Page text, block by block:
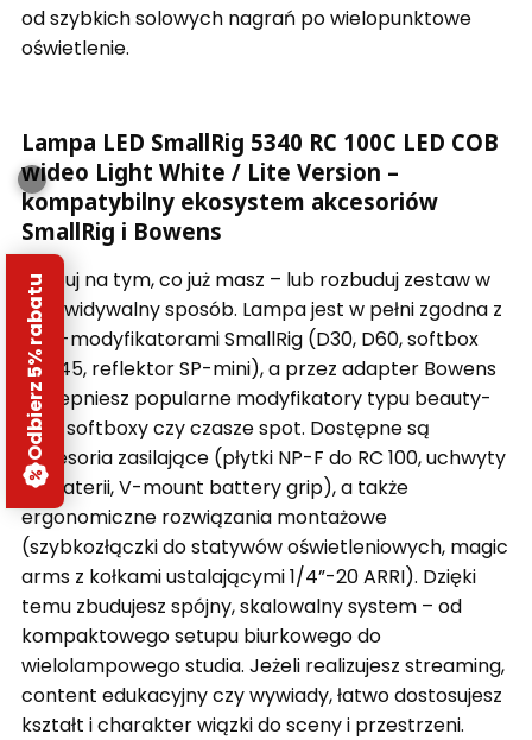
od szybkich solowych nagrań po wielopunktowe
oświetlenie.
Lampa LED SmallRig 5340 RC 100C LED COB
wideo Light White / Lite Version –
kompatybilny ekosystem akcesoriów
SmallRig i Bowens
Pracuj na tym, co już masz – lub rozbuduj zestaw w
przewidywalny sposób. Lampa jest w pełni zgodna z
mini-modyfikatorami SmallRig (D30, D60, softbox
45×45, reflektor SP-mini), a przez adapter Bowens
podepniesz popularne modyfikatory typu beauty-
dish, softboxy czy czasze spot. Dostępne są
akcesoria zasilające (płytki NP-F do RC 100, uchwyty
do baterii, V-mount battery grip), a także
ergonomiczne rozwiązania montażowe
(szybkozłączki do statywów oświetleniowych, magic
arms z kołkami ustalającymi 1/4”-20 ARRI). Dzięki
temu zbudujesz spójny, skalowalny system – od
kompaktowego setupu biurkowego do
wielolampowego studia. Jeżeli realizujesz streaming,
content edukacyjny czy wywiady, łatwo dostosujesz
kształt i charakter wiązki do sceny i przestrzeni.
Odbierz 5% rabatu